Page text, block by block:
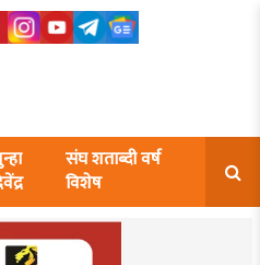
संघ शताब्दी वर्ष
विशेष